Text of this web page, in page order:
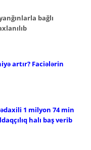
bağlı
artır? Faciələrin
1 milyon 74 min
halı baş verib